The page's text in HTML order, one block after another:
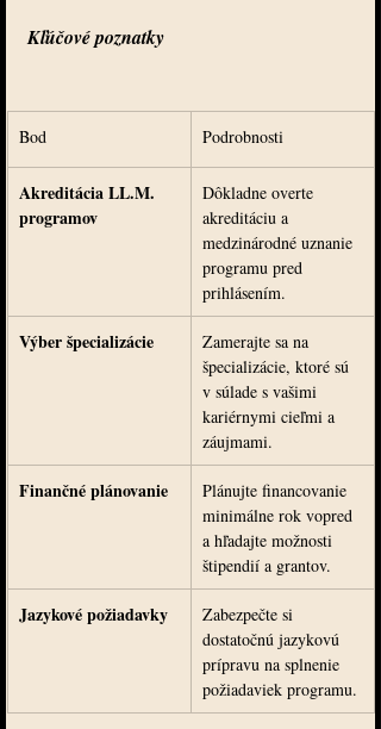
Kľúčové poznatky
Bod Podrobnosti
Akreditácia LL.M.
programov
Dôkladne overte
akreditáciu a
medzinárodné uznanie
programu pred
prihlásením.
Výber špecializácie
Zamerajte sa na
špecializácie, ktoré sú
v súlade s vašimi
kariérnymi cieľmi a
záujmami.
Finančné plánovanie
Plánujte financovanie
minimálne rok vopred
a hľadajte možnosti
štipendií a grantov.
Jazykové požiadavky
Zabezpečte si
dostatočnú jazykovú
prípravu na splnenie
požiadaviek programu.